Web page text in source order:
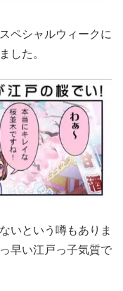
ペシャルウィークに
した。
いという噂もありま
早い江戸っ子気質で